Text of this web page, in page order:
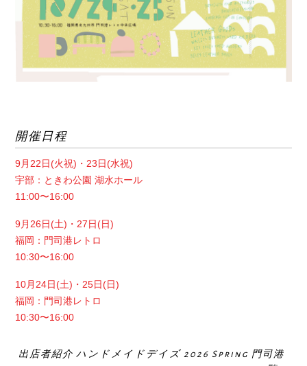
開催日程
9月22日(火祝)・23日(水祝)
宇部：ときわ公園 湖水ホール
11:00〜16:00
9月26日(土)・27日(日)
福岡：門司港レトロ
10:30〜16:00
10月24日(土)・25日(日)
福岡：門司港レトロ
10:30〜16:00
出店者紹介 ハンドメイドデイズ 2026 Spring 門司港